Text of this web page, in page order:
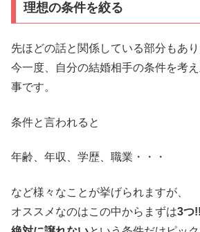
理想の条件を絞る
先ほどの話と関係している部分もあり
今一度、自分の結婚相手の条件を考
事です。
条件と言われると
年齢、年収、学歴、職業・・・
など様々なことが挙げられますが、
オススメなのはこの中からまずは3つ!!